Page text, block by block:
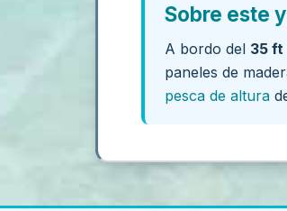
Sobre este
A bordo del 35 ft
paneles de
pesca de altura